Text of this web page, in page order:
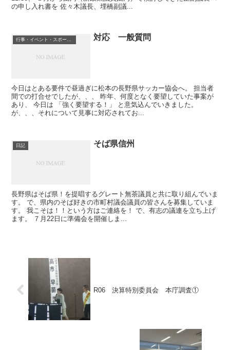
の申し入れ書を 佐々木議長、埋橋副議...
行事・イベント・スポーツ等 対応 一般質問
今日はとある要件で昼過ぎに松本の長野県サッカー協会へ。 担当者
間での打合せでしたが、、、 昨年、何度となく要望していた事案が
あり、 今日は 「強く要望する！」 と意気込んでいきました。
が、、、それについて見事に対応されてお...
日記 そば県信州
長野県はそば県！を提唱するグレート無茶議員と共に取り組んでいま
す。 で、県内のそば好きの市町村議会議員の皆さんを募集していま
す。 我こそは！！という方はご連絡を！ で、有志の議連を立ち上げ
ます。 ７月22日に準備会を開催しま...
R06 決算特別委員会 本庁調査①